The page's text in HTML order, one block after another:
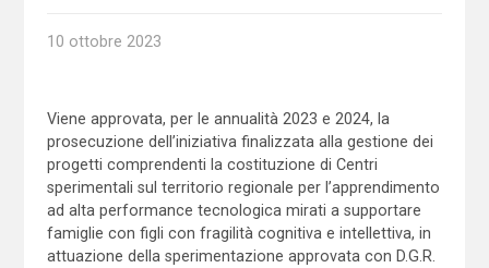
10 ottobre 2023
Viene approvata, per le annualità 2023 e 2024, la
prosecuzione dell’iniziativa finalizzata alla gestione dei
progetti comprendenti la costituzione di Centri
sperimentali sul territorio regionale per l’apprendimento
ad alta performance tecnologica mirati a supportare
famiglie con figli con fragilità cognitiva e intellettiva, in
attuazione della sperimentazione approvata con D.G.R.